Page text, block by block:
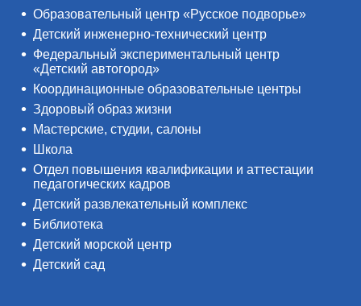
Образовательный центр «Русское подворье»
Детский инженерно-технический центр
Федеральный экспериментальный центр
«Детский автогород»
Координационные образовательные центры
Здоровый образ жизни
Мастерские, студии, салоны
Школа
Отдел повышения квалификации и аттестации
педагогических кадров
Детский развлекательный комплекс
Библиотека
Детский морской центр
Детский сад